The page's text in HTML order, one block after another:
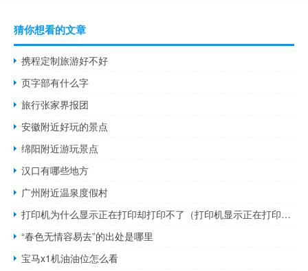
猜你想看的文章
携程定制旅游好不好
页字部有什么字
旅行张家界报团
安徽附近好玩的景点
绵阳附近游玩景点
汉口有哪些地方
广州附近温泉度假村
打印机为什么显示正在打印却打印不了（打印机显示正在打印却打不出来是因为什么）
“春色无情容易去”的出处是哪里
宝马x1机油油位怎么看